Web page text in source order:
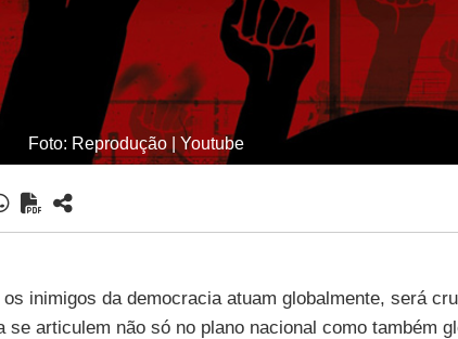
Foto: Reprodução | Youtube
inimigos da democracia atuam globalmente, será
se articulem não só no plano nacional como também